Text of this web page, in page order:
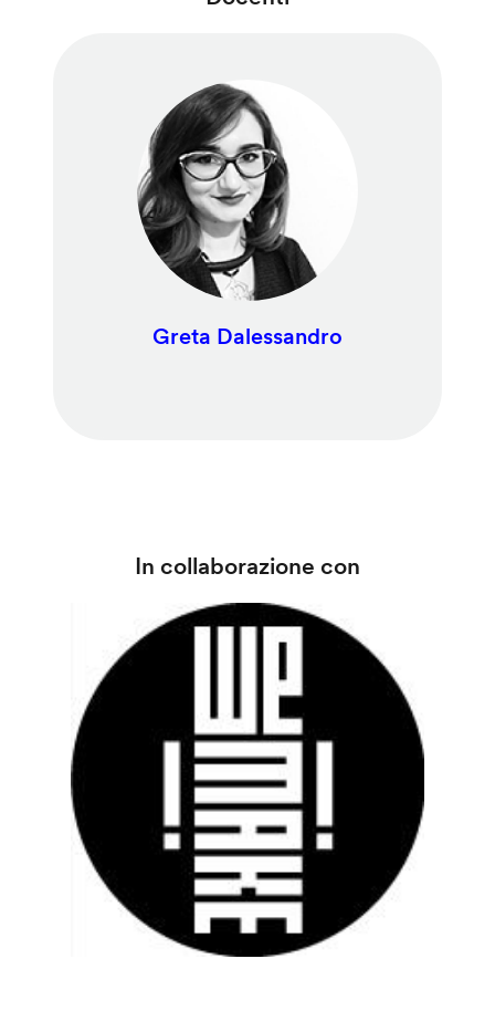
Greta Dalessandro
In collaborazione con